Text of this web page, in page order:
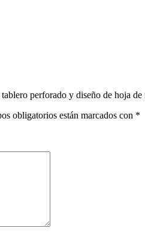
perforado y diseño de hoja
obligatorios están marcados con *